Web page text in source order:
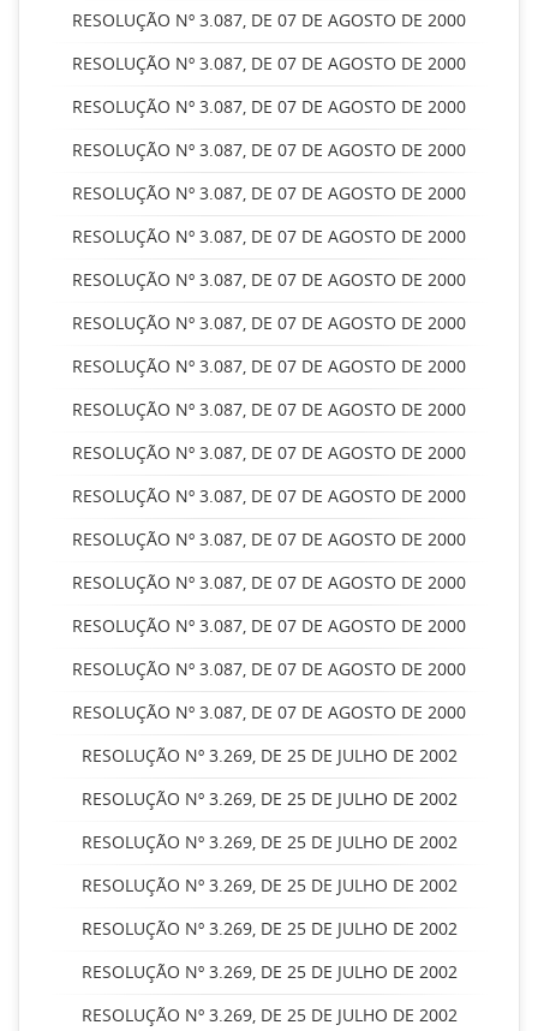
RESOLUÇÃO Nº 3.087, DE 07 DE AGOSTO DE 2000
RESOLUÇÃO Nº 3.087, DE 07 DE AGOSTO DE 2000
RESOLUÇÃO Nº 3.087, DE 07 DE AGOSTO DE 2000
RESOLUÇÃO Nº 3.087, DE 07 DE AGOSTO DE 2000
RESOLUÇÃO Nº 3.087, DE 07 DE AGOSTO DE 2000
RESOLUÇÃO Nº 3.087, DE 07 DE AGOSTO DE 2000
RESOLUÇÃO Nº 3.087, DE 07 DE AGOSTO DE 2000
RESOLUÇÃO Nº 3.087, DE 07 DE AGOSTO DE 2000
RESOLUÇÃO Nº 3.087, DE 07 DE AGOSTO DE 2000
RESOLUÇÃO Nº 3.087, DE 07 DE AGOSTO DE 2000
RESOLUÇÃO Nº 3.087, DE 07 DE AGOSTO DE 2000
RESOLUÇÃO Nº 3.087, DE 07 DE AGOSTO DE 2000
RESOLUÇÃO Nº 3.087, DE 07 DE AGOSTO DE 2000
RESOLUÇÃO Nº 3.087, DE 07 DE AGOSTO DE 2000
RESOLUÇÃO Nº 3.087, DE 07 DE AGOSTO DE 2000
RESOLUÇÃO Nº 3.087, DE 07 DE AGOSTO DE 2000
RESOLUÇÃO Nº 3.087, DE 07 DE AGOSTO DE 2000
RESOLUÇÃO Nº 3.269, DE 25 DE JULHO DE 2002
RESOLUÇÃO Nº 3.269, DE 25 DE JULHO DE 2002
RESOLUÇÃO Nº 3.269, DE 25 DE JULHO DE 2002
RESOLUÇÃO Nº 3.269, DE 25 DE JULHO DE 2002
RESOLUÇÃO Nº 3.269, DE 25 DE JULHO DE 2002
RESOLUÇÃO Nº 3.269, DE 25 DE JULHO DE 2002
RESOLUÇÃO Nº 3.269, DE 25 DE JULHO DE 2002